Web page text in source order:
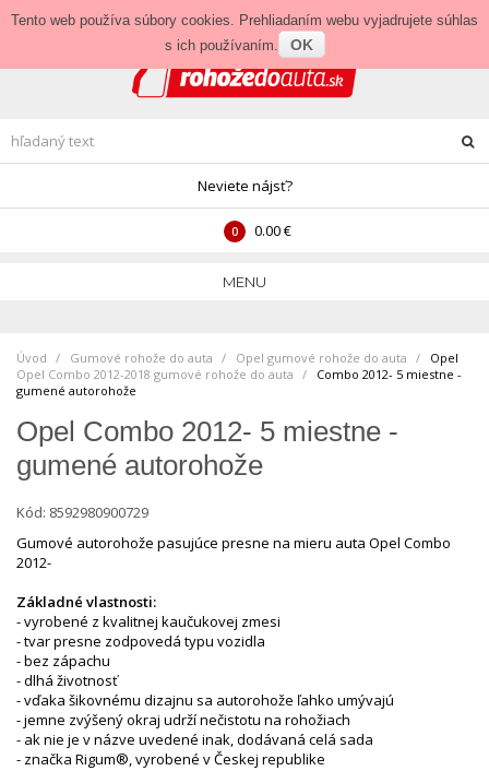
Prihlásenie • Veľkoobchod
Neviete nájsť?
0 0.00 €
MENU
Úvod Gumové rohože do auta Opel gumové rohože do auta
Opel Combo 2012-2018 gumové rohože do auta
Opel
Combo 2012- 5 miestne -
gumené autorohože
Opel Combo 2012- 5 miestne -
gumené autorohože
Kód: 8592980900729
Gumové autorohože pasujúce presne na mieru auta Opel Combo
2012-
Základné vlastnosti:
- vyrobené z kvalitnej kaučukovej zmesi
- tvar presne zodpovedá typu vozidla
- bez zápachu
- dlhá životnosť
- vďaka šikovnému dizajnu sa autorohože ľahko umývajú
- jemne zvýšený okraj udrží nečistotu na rohožiach
- ak nie je v názve uvedené inak, dodávaná celá sada
- značka Rigum®, vyrobené v Českej republike
Tento web používa súbory cookies. Prehliadaním webu vyjadrujete súhlas
s ich používaním.
OK